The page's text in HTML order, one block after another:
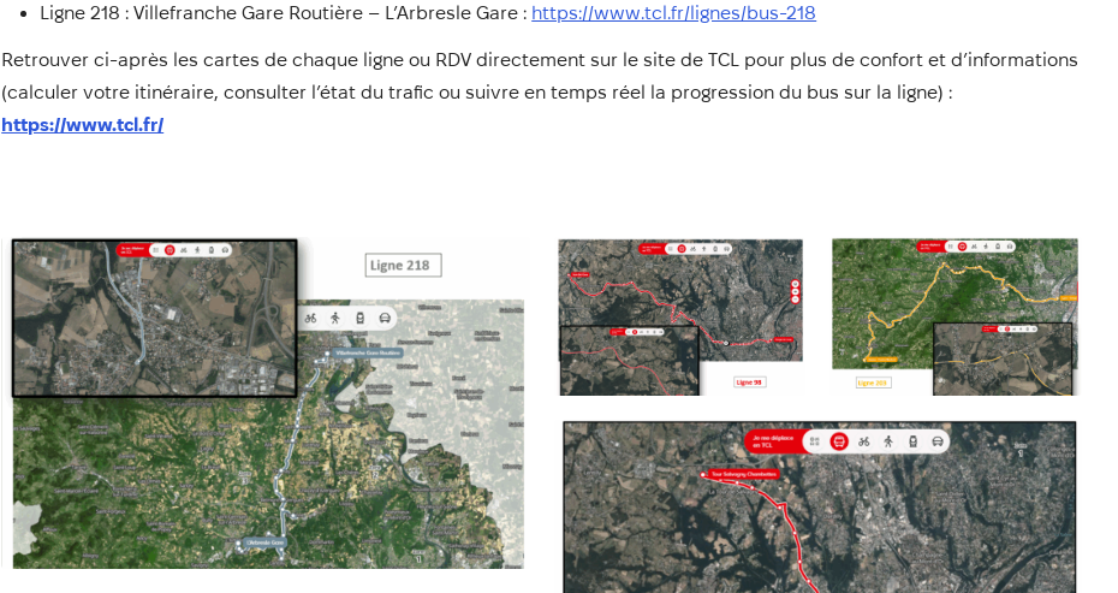
Ligne 218 : Villefranche Gare Routière – L’Arbresle Gare : https://www.tcl.fr/lignes/bus-218
Retrouver ci-après les cartes de chaque ligne ou RDV directement sur le site de TCL pour plus de confort et d’informations
(calculer votre itinéraire, consulter l’état du trafic ou suivre en temps réel la progression du bus sur la ligne) :
https://www.tcl.fr/